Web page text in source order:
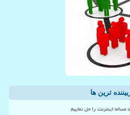
ترین ها
مساله اینترنت را حل نماییم